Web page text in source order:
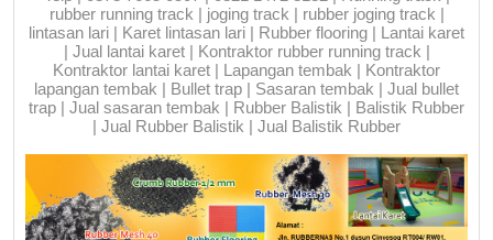
rubber running track | joging track | rubber joging track |
lintasan lari | Karet lintasan lari | Rubber flooring | Lantai karet
| Jual lantai karet | Kontraktor rubber running track |
Kontraktor lantai karet | Lapangan tembak | Kontraktor
lapangan tembak | Bullet trap | Sasaran tembak | Jual bullet
trap | Jual sasaran tembak | Rubber Balistik | Balistik Rubber
| Jual Rubber Balistik | Jual Balistik Rubber